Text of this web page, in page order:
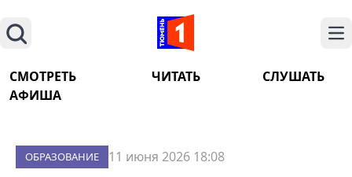
Поиск
СМОТРЕТЬ ЧИТАТЬ
СЛУШАТЬ
АФИША
ОБРАЗОВАНИЕ 11 июня 2026 18:08